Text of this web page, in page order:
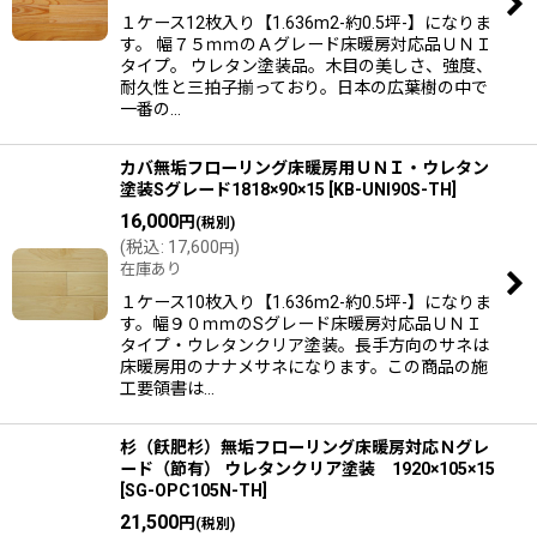
１ケース12枚入り【1.636m2-約0.5坪-】になりま
す。 幅７５ｍｍのＡグレード床暖房対応品ＵＮＩ
タイプ。 ウレタン塗装品。木目の美しさ、強度、
耐久性と三拍子揃っており。日本の広葉樹の中で
一番の…
カバ無垢フローリング床暖房用ＵＮＩ・ウレタン
塗装Sグレード1818×90×15
KB-UNI90S-TH
16,000円 (税別)
(税込: 17,600円)
在庫あり
１ケース10枚入り【1.636m2-約0.5坪-】になりま
す。幅９０ｍｍのSグレード床暖房対応品ＵＮＩ
タイプ・ウレタンクリア塗装。長手方向のサネは
床暖房用のナナメサネになります。この商品の施
工要領書は…
杉（飫肥杉）無垢フローリング床暖房対応Ｎグレ
ード（節有） ウレタンクリア塗装 1920×105×15
SG-OPC105N-TH
21,500円 (税別)